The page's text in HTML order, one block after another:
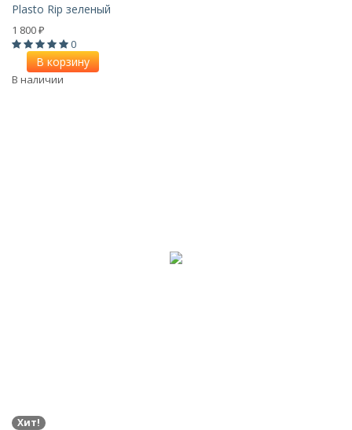
Plasto Rip зеленый
1 800 ₽
0
В корзину
В наличии
Хит!